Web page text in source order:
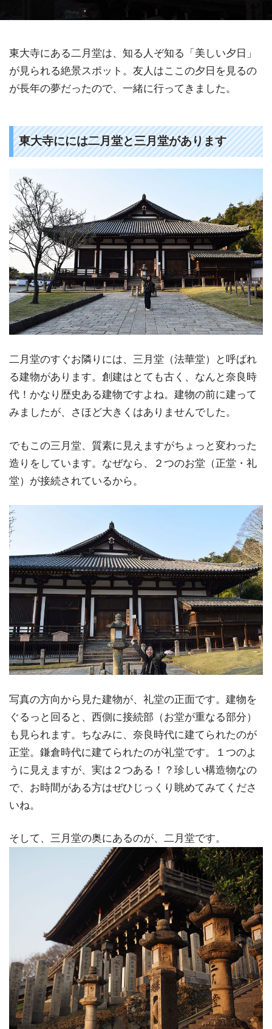
東大寺にある二月堂は、知る人ぞ知る「美しい夕日」
が見られる絶景スポット。友人はここの夕日を見るの
が長年の夢だったので、一緒に行ってきました。
東大寺にには二月堂と三月堂があります
二月堂のすぐお隣りには、三月堂（法華堂）と呼ばれ
る建物があります。創建はとても古く、なんと奈良時
代！かなり歴史ある建物ですよね。建物の前に建って
みましたが、さほど大きくはありませんでした。
でもこの三月堂、質素に見えますがちょっと変わった
造りをしています。なぜなら、２つのお堂（正堂・礼
堂）が接続されているから。
写真の方向から見た建物が、礼堂の正面です。建物を
ぐるっと回ると、西側に接続部（お堂が重なる部分）
も見られます。ちなみに、奈良時代に建てられたのが
正堂。鎌倉時代に建てられたのが礼堂です。１つのよ
うに見えますが、実は２つある！？珍しい構造物なの
で、お時間がある方はぜひじっくり眺めてみてくださ
いね。
そして、三月堂の奥にあるのが、二月堂です。